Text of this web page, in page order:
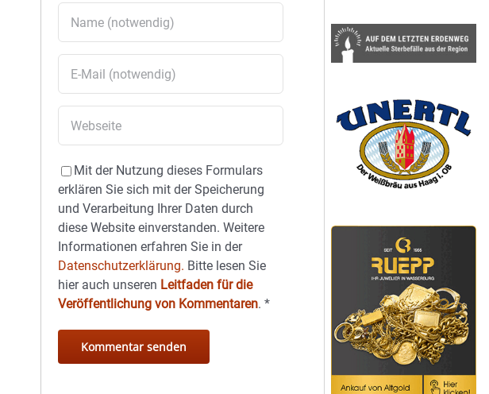
Mit der Nutzung dieses Formulars
erklären Sie sich mit der Speicherung
und Verarbeitung Ihrer Daten durch
diese Website einverstanden. Weitere
Informationen erfahren Sie in der
Datenschutzerklärung. Bitte lesen Sie
hier auch unseren Leitfaden für die
Veröffentlichung von Kommentaren.*